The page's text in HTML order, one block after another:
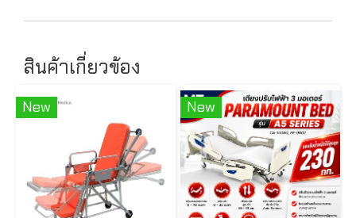
สินค้าเกี่ยวข้อง
New New